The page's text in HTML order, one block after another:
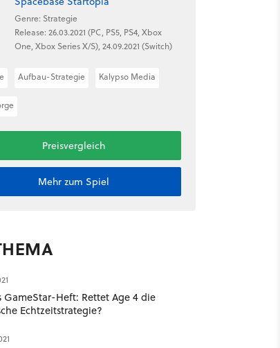
Genre: Strategie
Release: 26.03.2021 (PC, PS5, PS4, Xbox
One, Xbox Series X/S), 24.09.2021 (Switch)
Aufbau-Strategie Kalypso Media
Preisvergleich
Mehr zum Spiel
GameStar-Heft: Rettet Age 4 die
Echtzeitstrategie?